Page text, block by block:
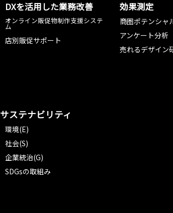
DXを活用した業務改善
オンライン販促物制作支援システ
ム
店別販促サポート
効果測定
商圏ポテンシャ
アンケート分析
売れるデザイン
サステナビリティ
環境(E)
社会(S)
企業統治(G)
SDGsの取組み